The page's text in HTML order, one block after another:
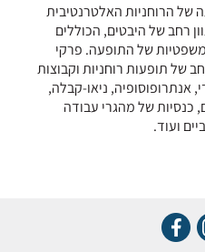
של הרוחניות האלטרנטיבית
רחב של היבטים, הכוללים
משפטיות של התופעה. פרקי
של תופעות רוחניות וקבוצות
אנתרופוסופיה, ניאו-קבלה,
כנסיות של מהגרי עבודה
ועוד.